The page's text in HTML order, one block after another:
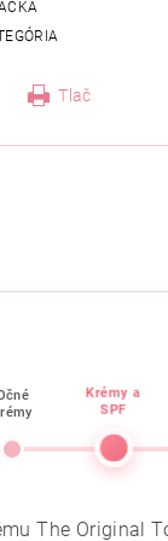
Tlač
Krémy a
SPF
The Original